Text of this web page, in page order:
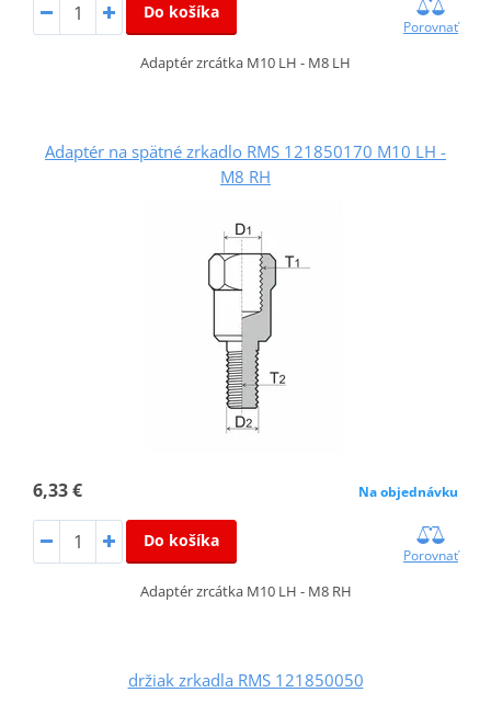
Do košíka
Porovnať
Adaptér zrcátka M10 LH - M8 LH
Adaptér na spätné zrkadlo RMS 121850170 M10 LH -
M8 RH
6,33 € Na objednávku
Do košíka
Porovnať
Adaptér zrcátka M10 LH - M8 RH
držiak zrkadla RMS 121850050